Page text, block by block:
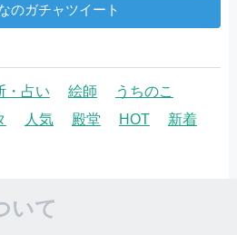
のガチャツイート
・占い 絵師
うちのこ
人気 殿堂 HOT 新着
いて